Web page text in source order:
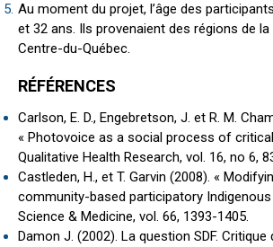
Au moment du projet, l’âge des
et 32 ans. Ils provenaient des régions de
Centre-du-Québec.
RÉFÉRENCES
Carlson, E. D., Engebretson, J. et R. M.
« Photovoice as a social process of
Qualitative Health Research, vol. 16, no 6,
Castleden, H., et T. Garvin (2008). «
community-based participatory
Science & Medicine, vol. 66, 1393-1405.
Damon J. (2002). La question SDF. Critique